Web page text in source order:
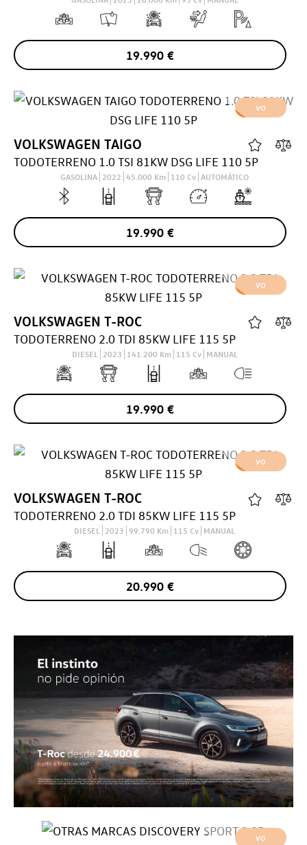
19.990 €
VO
VOLKSWAGEN TAIGO
TODOTERRENO 1.0 TSI 81KW DSG LIFE 110 5P
GASOLINA 2022 45.000 Km 110 Cv AUTOMÁTICO
19.990 €
VO
VOLKSWAGEN T-ROC
TODOTERRENO 2.0 TDI 85KW LIFE 115 5P
DIESEL 2023 141.200 Km 115 Cv MANUAL
19.990 €
VO
VOLKSWAGEN T-ROC
TODOTERRENO 2.0 TDI 85KW LIFE 115 5P
DIESEL 2023 99.790 Km 115 Cv MANUAL
20.990 €
VO